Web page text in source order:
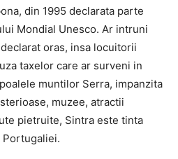
din 1995 declarata parte
Mondial Unesco. Ar intruni
oras, insa locuitorii
taxelor care ar surveni in
muntilor Serra, impanzita
muzee, atractii
pietruite, Sintra este tinta